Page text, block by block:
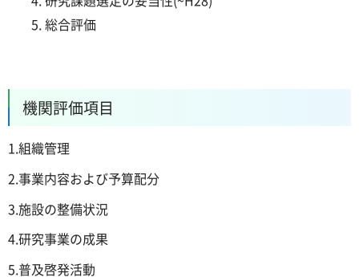
総合評価
機関評価項目
1.組織管理
2.事業内容および予算配分
3.施設の整備状況
4.研究事業の成果
5.普及啓発活動